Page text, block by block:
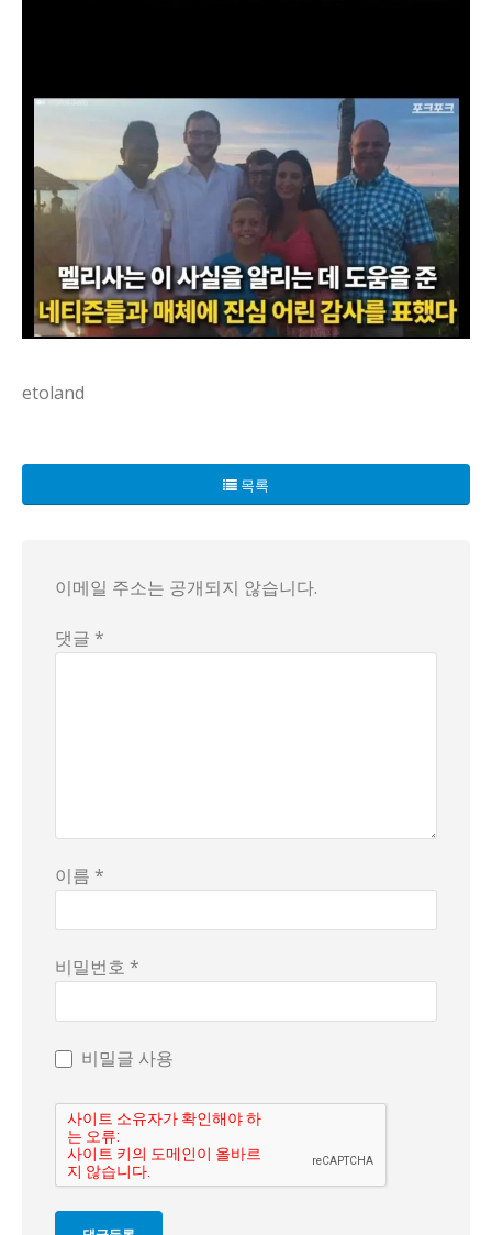
etoland
배경에는 학교의 권력 구조와 소통의 부재가 숨어 있습니
결론을 미리 내리진 않겠습니다. 다만 분명한 건 증거 그
목록
이메일 주소는 공개되지 않습니다.
댓글 *
이름 *
비밀번호 *
비밀글 사용